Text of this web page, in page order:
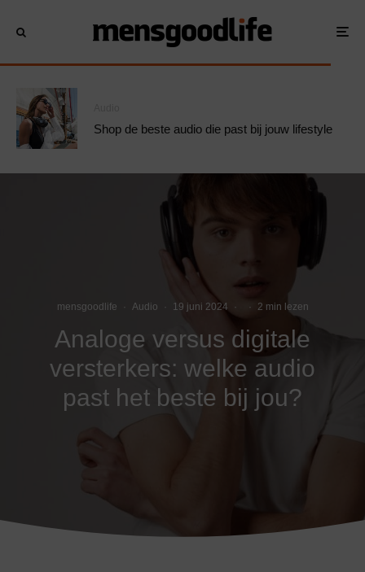
Shop de beste audio die past bij jouw lifestyle
mensgoodlife · Audio · 19 juni 2024 · · 2 min lezen
Analoge versus digitale
versterkers: welke audio
past het beste bij jou?